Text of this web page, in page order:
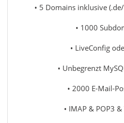
• 5 Domains inklusive
• 1000
• LiveConfig
• Unbegrenzt
• 2000 E-Mail-
• IMAP & POP3